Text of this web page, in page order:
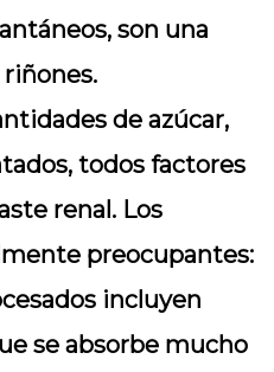
son una
de azúcar,
todos factores
renal. Los
preocupantes:
incluyen
se absorbe mucho